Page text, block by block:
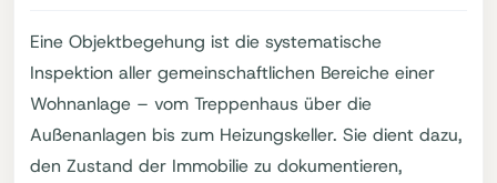
Eine Objektbegehung ist die systematische
Inspektion aller gemeinschaftlichen Bereiche einer
Wohnanlage – vom Treppenhaus über die
Außenanlagen bis zum Heizungskeller. Sie dient dazu,
den Zustand der Immobilie zu dokumentieren,